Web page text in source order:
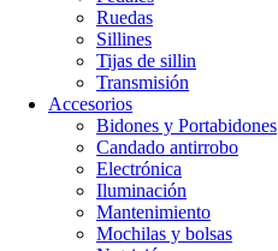
Ruedas
Sillines
Tijas de sillin
Transmisión
Accesorios
Bidones y Portabidones
Candado antirrobo
Electrónica
Iluminación
Mantenimiento
Mochilas y bolsas